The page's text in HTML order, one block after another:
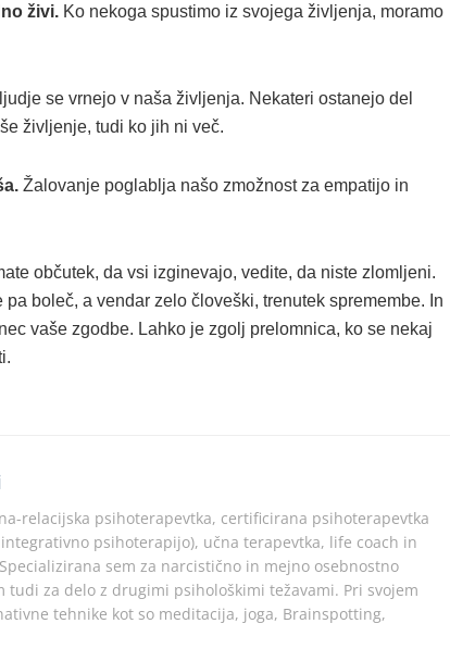
živi. Ko nekoga spustimo iz svojega življenja, moramo
se vrnejo v naša življenja. Nekateri ostanejo del
življenje, tudi ko jih ni več.
Žalovanje poglablja našo zmožnost za empatijo in
občutek, da vsi izginevajo, vedite, da niste zlomljeni.
boleč, a vendar zelo človeški, trenutek spremembe. In
vaše zgodbe. Lahko je zgolj prelomnica, ko se nekaj
relacijska psihoterapevtka, certificirana psihoterapevtka
integrativno psihoterapijo), učna terapevtka, life coach in
sem za narcistično in mejno osebnostno
tudi za delo z drugimi psihološkimi težavami. Pri svojem
tehnike kot so meditacija, joga, Brainspotting,